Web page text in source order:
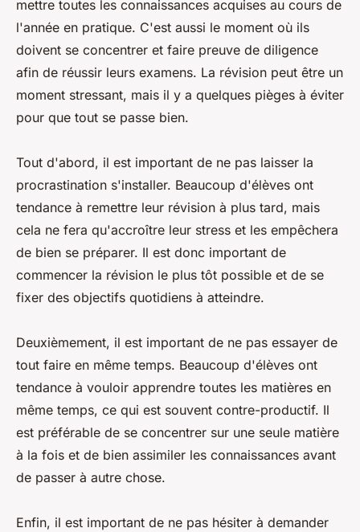
mettre toutes les connaissances acquises au cours de
l'année en pratique. C'est aussi le moment où ils
doivent se concentrer et faire preuve de diligence
afin de réussir leurs examens. La révision peut être un
moment stressant, mais il y a quelques pièges à éviter
pour que tout se passe bien.
Tout d'abord, il est important de ne pas laisser la
procrastination s'installer. Beaucoup d'élèves ont
tendance à remettre leur révision à plus tard, mais
cela ne fera qu'accroître leur stress et les empêchera
de bien se préparer. Il est donc important de
commencer la révision le plus tôt possible et de se
fixer des objectifs quotidiens à atteindre.
Deuxièmement, il est important de ne pas essayer de
tout faire en même temps. Beaucoup d'élèves ont
tendance à vouloir apprendre toutes les matières en
même temps, ce qui est souvent contre-productif. Il
est préférable de se concentrer sur une seule matière
à la fois et de bien assimiler les connaissances avant
de passer à autre chose.
Enfin, il est important de ne pas hésiter à demander